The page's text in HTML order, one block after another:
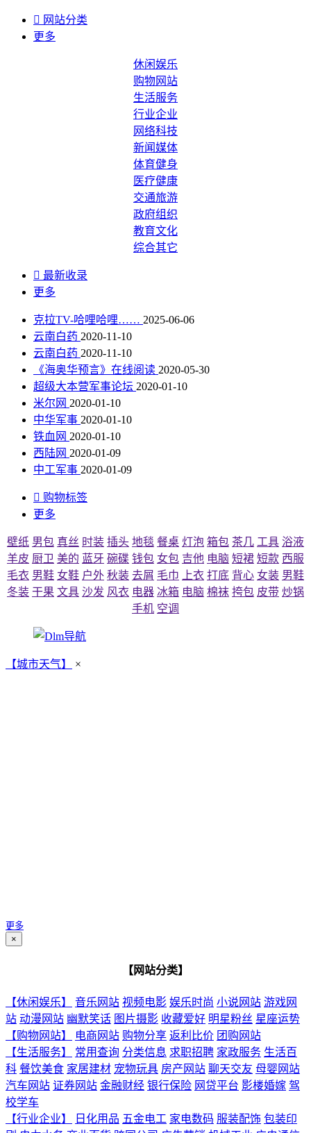
 网站分类
更多
休闲娱乐
购物网站
生活服务
行业企业
网络科技
新闻媒体
体育健身
医疗健康
交通旅游
政府组织
教育文化
综合其它
 最新收录
更多
克拉TV-哈哩哈哩…… 2025-06-06
云南白药 2020-11-10
云南白药 2020-11-10
《海奥华预言》在线阅读 2020-05-30
超级大本营军事论坛 2020-01-10
米尔网 2020-01-10
中华军事 2020-01-10
铁血网 2020-01-10
西陆网 2020-01-09
中工军事 2020-01-09
 购物标签
更多
壁纸 男包 真丝 时装 插头 地毯 餐桌 灯泡 箱包 茶几 工具 浴液
羊皮 厨卫 美的 蓝牙 碗碟 钱包 女包 吉他 电脑 短裙 短款 西服
毛衣 男鞋 女鞋 户外 秋装 去屑 毛巾 上衣 打底 背心 女装 男鞋
冬装 干果 文具 沙发 风衣 电器 冰箱 电脑 棉袜 挎包 皮带 炒锅
手机 空调
【城市天气】 ×
更多
×
【网站分类】
【休闲娱乐】 音乐网站 视频电影 娱乐时尚 小说网站 游戏网
站 动漫网站 幽默笑话 图片摄影 收藏爱好 明星粉丝 星座运势
【购物网站】
电商网站 购物分享 返利比价 团购网站
【生活服务】
常用查询 分类信息 求职招聘 家政服务 生活百
科 餐饮美食 家居建材 宠物玩具 房产网站 聊天交友 母婴网站
汽车网站 证券网站 金融财经 银行保险 网贷平台 影楼婚嫁 驾
校学车
【行业企业】
日化用品 五金电工 家电数码 服装配饰 包装印